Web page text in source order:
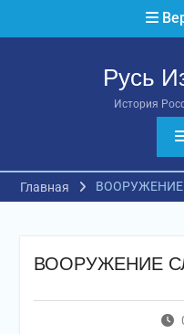
Русь
История
Главная ВООРУЖЕНИЕ
ВООРУЖЕНИЕ